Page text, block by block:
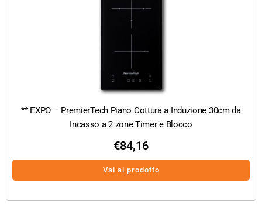
** EXPO – PremierTech Piano Cottura a Induzione 30cm da
Incasso a 2 zone Timer e Blocco
€84,16
Vai al prodotto